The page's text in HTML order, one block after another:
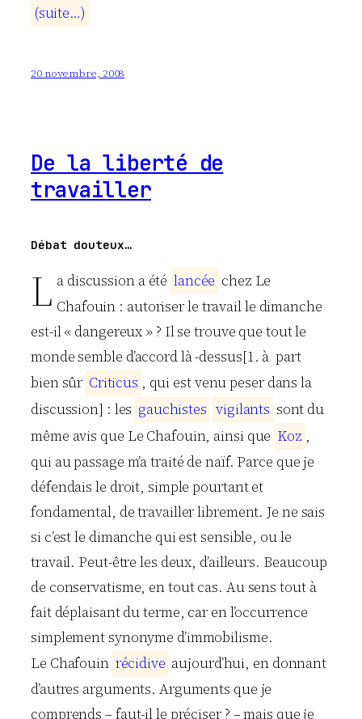
(suite…)
20 novembre, 2008
De la liberté de
travailler
Débat douteux…
L a discussion a été lancée chez Le
Chafouin : autoriser le travail le dimanche
est-il « dangereux » ? Il se trouve que tout le
monde semble d’accord là -dessus[1. à part
bien sûr Criticus , qui est venu peser dans la
discussion] : les gauchistes vigilants sont du
même avis que Le Chafouin, ainsi que Koz ,
qui au passage m’a traité de naïf. Parce que je
défendais le droit, simple pourtant et
fondamental, de travailler librement. Je ne sais
si c’est le dimanche qui est sensible, ou le
travail. Peut-être les deux, d’ailleurs. Beaucoup
de conservatisme, en tout cas. Au sens tout à
fait déplaisant du terme, car en l’occurrence
simplement synonyme d’immobilisme.
Le Chafouin récidive aujourd’hui, en donnant
d’autres arguments. Arguments que je
comprends – faut-il le préciser ? – mais que je